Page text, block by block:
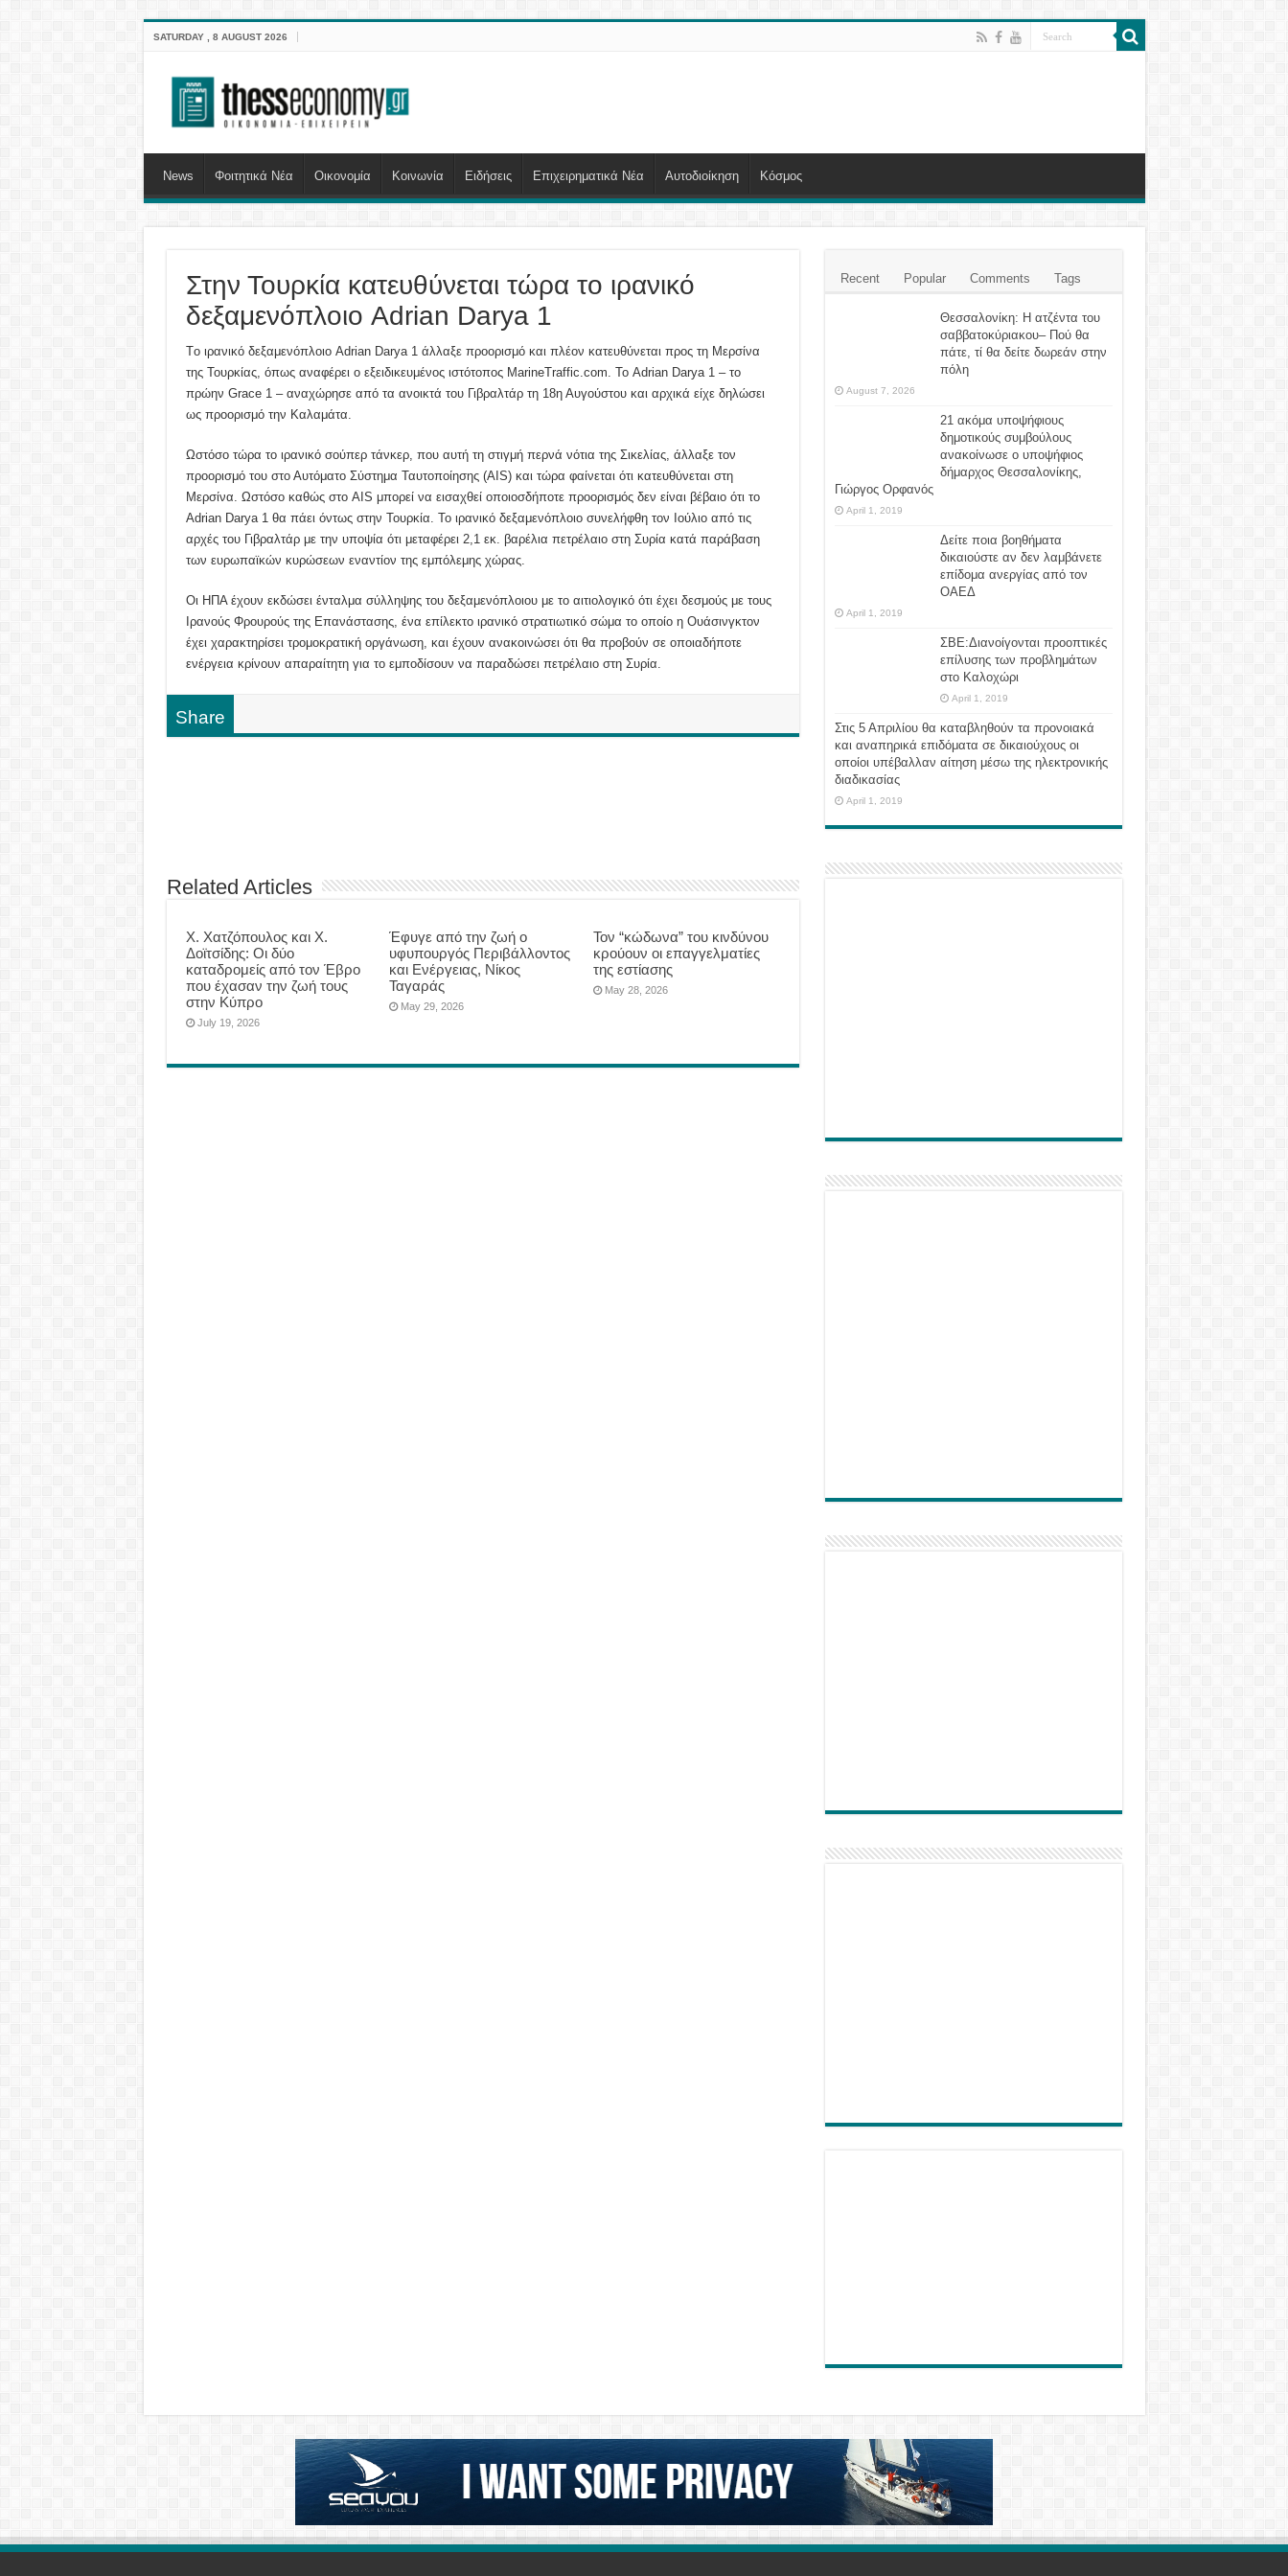
SATURDAY , 8 AUGUST 2026
News Φοιτητικά Νέα Οικονομία Κοινωνία Ειδήσεις Επιχειρηματικά Νέα Αυτοδιοίκηση Κόσμος
Στην Τουρκία κατευθύνεται τώρα το ιρανικό
δεξαμενόπλοιο Adrian Darya 1
Tο ιρανικό δεξαμενόπλοιο Adrian Darya 1 άλλαξε προορισμό και πλέον κατευθύνεται προς τη Μερσίνα
της Τουρκίας, όπως αναφέρει ο εξειδικευμένος ιστότοπος MarineTraffic.com. Το Adrian Darya 1 – το
πρώην Grace 1 – αναχώρησε από τα ανοικτά του Γιβραλτάρ τη 18η Αυγούστου και αρχικά είχε δηλώσει
ως προορισμό την Καλαμάτα.
Ωστόσο τώρα το ιρανικό σούπερ τάνκερ, που αυτή τη στιγμή περνά νότια της Σικελίας, άλλαξε τον
προορισμό του στο Αυτόματο Σύστημα Ταυτοποίησης (AIS) και τώρα φαίνεται ότι κατευθύνεται στη
Μερσίνα. Ωστόσο καθώς στο AIS μπορεί να εισαχθεί οποιοσδήποτε προορισμός δεν είναι βέβαιο ότι το
Adrian Darya 1 θα πάει όντως στην Τουρκία. Το ιρανικό δεξαμενόπλοιο συνελήφθη τον Ιούλιο από τις
αρχές του Γιβραλτάρ με την υποψία ότι μεταφέρει 2,1 εκ. βαρέλια πετρέλαιο στη Συρία κατά παράβαση
των ευρωπαϊκών κυρώσεων εναντίον της εμπόλεμης χώρας.
Οι ΗΠΑ έχουν εκδώσει ένταλμα σύλληψης του δεξαμενόπλοιου με το αιτιολογικό ότι έχει δεσμούς με τους
Ιρανούς Φρουρούς της Επανάστασης, ένα επίλεκτο ιρανικό στρατιωτικό σώμα το οποίο η Ουάσινγκτον
έχει χαρακτηρίσει τρομοκρατική οργάνωση, και έχουν ανακοινώσει ότι θα προβούν σε οποιαδήποτε
ενέργεια κρίνουν απαραίτητη για το εμποδίσουν να παραδώσει πετρέλαιο στη Συρία.
Share
Related Articles
Χ. Χατζόπουλος και Χ.
Δοϊτσίδης: Οι δύο
καταδρομείς από τον Έβρο
που έχασαν την ζωή τους
στην Κύπρο
July 19, 2026
Έφυγε από την ζωή ο
υφυπουργός Περιβάλλοντος
και Ενέργειας, Νίκος
Ταγαράς
May 29, 2026
Τον “κώδωνα” του κινδύνου
κρούουν οι επαγγελματίες
της εστίασης
May 28, 2026
Recent Popular Comments Tags
Θεσσαλονίκη: Η ατζέντα του
σαββατοκύριακου– Πού θα
πάτε, τί θα δείτε δωρεάν στην
πόλη
August 7, 2026
21 ακόμα υποψήφιους
δημοτικούς συμβούλους
ανακοίνωσε ο υποψήφιος
δήμαρχος Θεσσαλονίκης,
Γιώργος Ορφανός
April 1, 2019
Δείτε ποια βοηθήματα
δικαιούστε αν δεν λαμβάνετε
επίδομα ανεργίας από τον
ΟΑΕΔ
April 1, 2019
ΣΒΕ:Διανοίγονται προοπτικές
επίλυσης των προβλημάτων
στο Καλοχώρι
April 1, 2019
Στις 5 Απριλίου θα καταβληθούν τα προνοιακά
και αναπηρικά επιδόματα σε δικαιούχους οι
οποίοι υπέβαλλαν αίτηση μέσω της ηλεκτρονικής
διαδικασίας
April 1, 2019